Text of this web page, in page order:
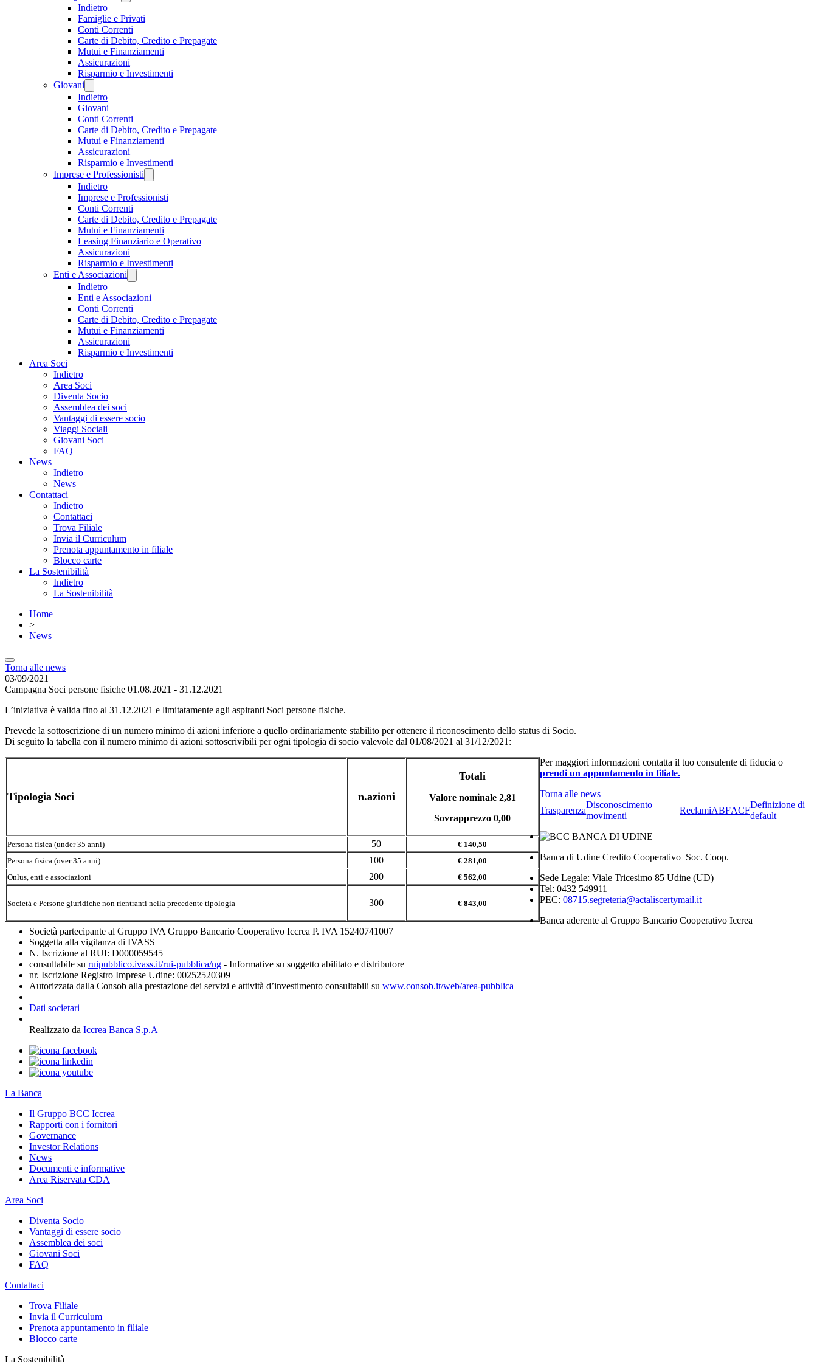
Indietro
Famiglie e Privati
Conti Correnti
Carte di Debito, Credito e Prepagate
Mutui e Finanziamenti
Assicurazioni
Risparmio e Investimenti
Giovani
Indietro
Giovani
Conti Correnti
Carte di Debito, Credito e Prepagate
Mutui e Finanziamenti
Assicurazioni
Risparmio e Investimenti
Imprese e Professionisti
Indietro
Imprese e Professionisti
Conti Correnti
Carte di Debito, Credito e Prepagate
Mutui e Finanziamenti
Leasing Finanziario e Operativo
Assicurazioni
Risparmio e Investimenti
Enti e Associazioni
Indietro
Enti e Associazioni
Conti Correnti
Carte di Debito, Credito e Prepagate
Mutui e Finanziamenti
Assicurazioni
Risparmio e Investimenti
Area Soci
Indietro
Area Soci
Diventa Socio
Assemblea dei soci
Vantaggi di essere socio
Viaggi Sociali
Giovani Soci
FAQ
News
Indietro
News
Contattaci
Indietro
Contattaci
Trova Filiale
Invia il Curriculum
Prenota appuntamento in filiale
Blocco carte
La Sostenibilità
Indietro
La Sostenibilità
Home
>
News
Torna alle news
03/09/2021
Campagna Soci persone fisiche 01.08.2021 - 31.12.2021
L’iniziativa è valida fino al 31.12.2021 e limitatamente agli aspiranti Soci persone fisiche.
Prevede la sottoscrizione di un numero minimo di azioni inferiore a quello ordinariamente stabilito per ottenere il riconoscimento dello status di Socio.
Di seguito la tabella con il numero minimo di azioni sottoscrivibili per ogni tipologia di socio valevole dal 01/08/2021 al 31/12/2021:
Tipologia Soci n.azioni
Totali
Valore nominale 2,81
Sovrapprezzo 0,00
Persona fisica (under 35 anni) 50
€ 140,50
Persona fisica (over 35 anni)
100
€ 281,00
Onlus, enti e associazioni
200 € 562,00
Società e Persone giuridiche non rientranti nella precedente tipologia 300 € 843,00
Per maggiori informazioni contatta il tuo consulente di fiducia o
prendi un appuntamento in filiale.
Torna alle news
Trasparenza
Disconoscimento
movimenti
ReclamiABFACF
Definizione di
default
Banca di Udine Credito Cooperativo Soc. Coop.
Sede Legale: Viale Tricesimo 85 Udine (UD)
Tel: 0432 549911
PEC: 08715.segreteria@actaliscertymail.it
Banca aderente al Gruppo Bancario Cooperativo Iccrea
Società partecipante al Gruppo IVA Gruppo Bancario Cooperativo Iccrea P. IVA 15240741007
Soggetta alla vigilanza di IVASS
N. Iscrizione al RUI: D000059545
consultabile su ruipubblico.ivass.it/rui-pubblica/ng - Informative su soggetto abilitato e distributore
nr. Iscrizione Registro Imprese Udine: 00252520309
Autorizzata dalla Consob alla prestazione dei servizi e attività d’investimento consultabili su www.consob.it/web/area-pubblica
Dati societari
Realizzato da Iccrea Banca S.p.A
La Banca
Il Gruppo BCC Iccrea
Rapporti con i fornitori
Governance
Investor Relations
News
Documenti e informative
Area Riservata CDA
Area Soci
Diventa Socio
Vantaggi di essere socio
Assemblea dei soci
Giovani Soci
FAQ
Contattaci
Trova Filiale
Invia il Curriculum
Prenota appuntamento in filiale
Blocco carte
La Sostenibilità